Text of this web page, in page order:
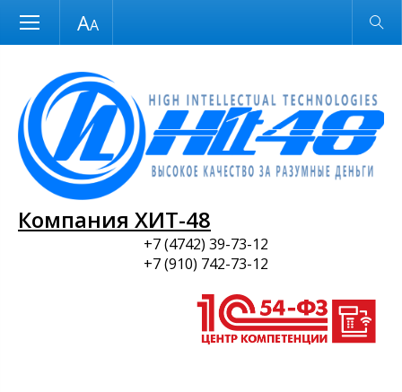
Размер шрифта Обычная версия
Компания ХИТ-48
+7 (4742) 39-73-12
+7 (910) 742-73-12